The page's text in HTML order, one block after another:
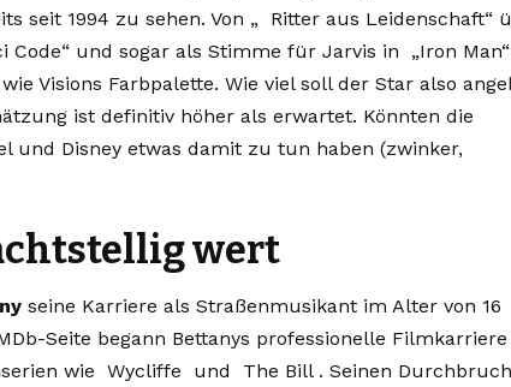
seit 1994 zu sehen. Von „ Ritter aus Leidenschaft“
Code“ und sogar als Stimme für Jarvis in „Iron
Visions Farbpalette. Wie viel soll der Star also
ist definitiv höher als erwartet. Könnten die
und Disney etwas damit zu tun haben (zwinker,
wert
seine Karriere als Straßenmusikant im Alter von 16
Seite begann Bettanys professionelle
wie Wycliffe und The Bill . Seinen Durchbruch